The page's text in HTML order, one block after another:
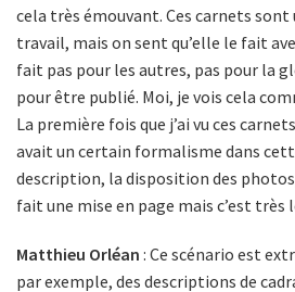
cela très émouvant. Ces carnets sont
travail, mais on sent qu’elle le fait
fait pas pour les autres, pas pour la
pour être publié. Moi, je vois cela
La première fois que j’ai vu ces
avait un certain formalisme dans
description, la disposition des
fait une mise en page mais c’est
Matthieu Orléan : Ce scénario est
par exemple, des descriptions de